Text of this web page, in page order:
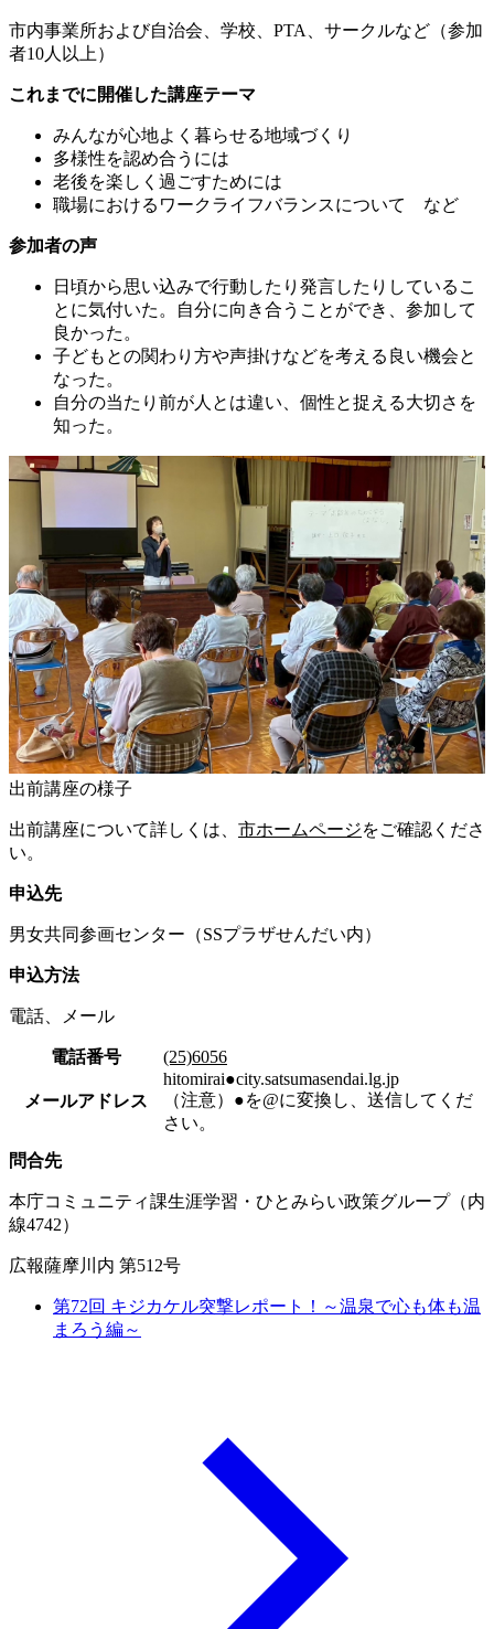
市内事業所および自治会、学校、PTA、サークルなど（参加
者10人以上）
これまでに開催した講座テーマ
みんなが心地よく暮らせる地域づくり
多様性を認め合うには
老後を楽しく過ごすためには
職場におけるワークライフバランスについて など
参加者の声
日頃から思い込みで行動したり発言したりしているこ
とに気付いた。自分に向き合うことができ、参加して
良かった。
子どもとの関わり方や声掛けなどを考える良い機会と
なった。
自分の当たり前が人とは違い、個性と捉える大切さを
知った。
出前講座の様子
出前講座について詳しくは、 市ホームページをご確認くださ
い。
申込先
男女共同参画センター（SSプラザせんだい内）
申込方法
電話、メール
電話番号 (25)6056
メールアドレス
hitomirai●city.satsumasendai.lg.jp
（注意）●を@に変換し、送信してくだ
さい。
問合先
本庁コミュニティ課生涯学習・ひとみらい政策グループ（内
線4742）
広報薩摩川内 第512号
第72回 キジカケル突撃レポート！～温泉で心も体も温
まろう編～